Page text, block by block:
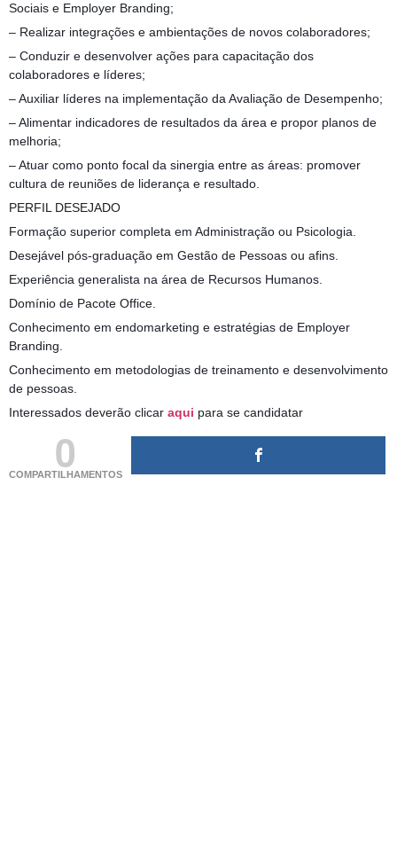
Sociais e Employer Branding;
– Realizar integrações e ambientações de novos colaboradores;
– Conduzir e desenvolver ações para capacitação dos
colaboradores e líderes;
– Auxiliar líderes na implementação da Avaliação de Desempenho;
– Alimentar indicadores de resultados da área e propor planos de
melhoria;
– Atuar como ponto focal da sinergia entre as áreas: promover
cultura de reuniões de liderança e resultado.
PERFIL DESEJADO
Formação superior completa em Administração ou Psicologia.
Desejável pós-graduação em Gestão de Pessoas ou afins.
Experiência generalista na área de Recursos Humanos.
Domínio de Pacote Office.
Conhecimento em endomarketing e estratégias de Employer
Branding.
Conhecimento em metodologias de treinamento e desenvolvimento
de pessoas.
Interessados deverão clicar aqui para se candidatar
0
COMPARTILHAMENTOS